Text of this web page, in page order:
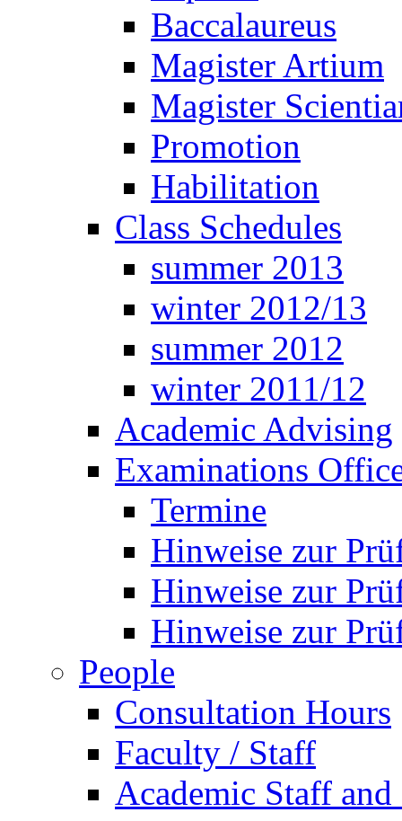
Baccalaureus
Magister Artium
Magister
Promotion
Habilitation
Class Schedules
summer 2013
winter 2012/13
summer 2012
winter 2011/12
Academic Advising
Examinations
Termine
Hinweise zur
Hinweise zur
Hinweise zur
People
Consultation Hours
Faculty / Staff
Academic Staff and